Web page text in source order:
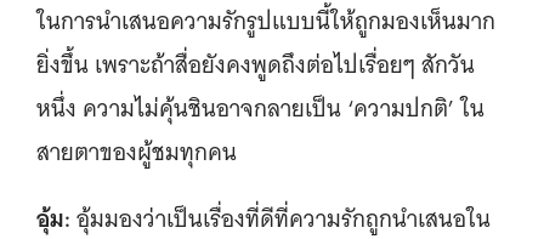
ในการนำเสนอความรักรูปแบบนี้ให้ถูกมองเห็นมาก
ยิ่งขึ้น เพราะถ้าสื่อยังคงพูดถึงต่อไปเรื่อยๆ สักวัน
หนึ่ง ความไม่คุ้นชินอาจกลายเป็น ‘ความปกติ’ ใน
สายตาของผู้ชมทุกคน
อุ้ม:อุ้มมองว่าเป็นเรื่องที่ดีที่ความรักถูกนำเสนอใน